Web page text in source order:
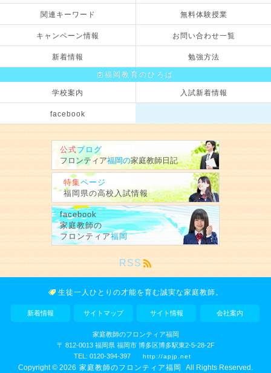
関連キーワード 無料体験授業
キャンペーン情報 お問い合わせ一覧
新着情報 勉強方法
福岡教育のひろば
学校案内 入試新着情報
facebook
公式ブログ
フロンティア福岡の家庭教師日記
特集ページ
福岡県の高校入試情報
facebook
家庭教師の
フロンティア福岡
RSS
生徒一人ひとりの才能を育む誠実な家庭教師。
新着情報 サイトマップ サイト情報 会社案内
家庭教師のフロンティア福岡
〒 812-0013 福岡県 福岡市 博多区博多駅東2-5-28-2F
TEL: 0120-394-397 http://apjp.net
Copyright © 2026 家庭教師のフロンティア福岡 All Rights Reserved.